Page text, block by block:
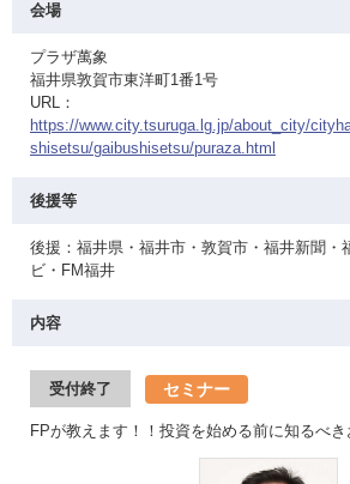
会場
プラザ萬象
福井県敦賀市東洋町1番1号
URL：
https://www.city.tsuruga.lg.jp/about_city/
shisetsu/gaibushisetsu/puraza.html
後援等
後援：福井県・福井市・敦賀市・福井新聞・
ビ・FM福井
内容
受付終了 セミナー
FPが教えます！！投資を始める前に知るべ